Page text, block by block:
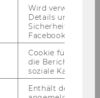
und Auf­ent­halts­
und Auf­
nicht von der Wirt­
wer­den
bis
Wird verwendet,
Details und
Facebook-Kontos
Cookie für
die
soziale
Enthält den